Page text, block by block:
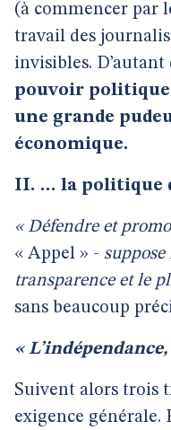
(à commencer par
travail des
invisibles. D’autant
pouvoir
une grande
économique.
II. … la politique
« Défendre et
« Appel » -
transparence et le
sans beaucoup
«
Suivent alors trois
exigence générale.